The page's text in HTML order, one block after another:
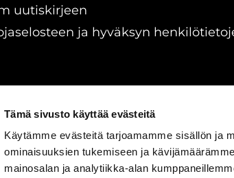
Tämä sivusto käyttää evästeitä
Käytämme evästeitä tarjoamamme sisällön ja
ominaisuuksien tukemiseen ja
mainosalan ja analytiikka-alan
uutiskirjeen
ja hyväksyn
| Toiminnanohjausjärjestelmä